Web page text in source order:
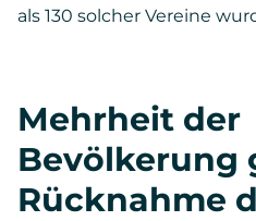
als 130 solcher Vereine
Mehrheit der
Bevölkerung
Rücknahme